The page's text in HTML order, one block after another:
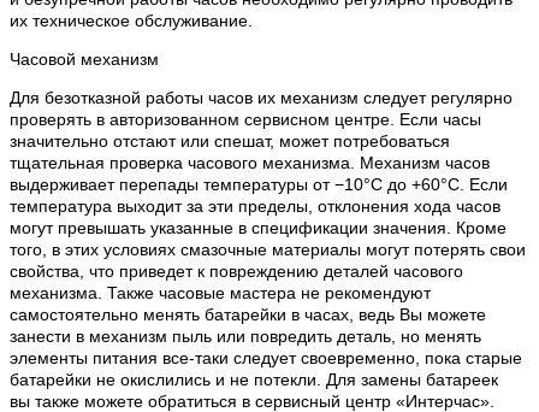
их техническое обслуживание.
Часовой механизм
Для безотказной работы часов их механизм следует регулярно
проверять в авторизованном сервисном центре. Если часы
значительно отстают или спешат, может потребоваться
тщательная проверка часового механизма. Механизм часов
выдерживает перепады температуры от −10°C до +60°C. Если
температура выходит за эти пределы, отклонения хода часов
могут превышать указанные в спецификации значения. Кроме
того, в этих условиях смазочные материалы могут потерять свои
свойства, что приведет к повреждению деталей часового
механизма. Также часовые мастера не рекомендуют
самостоятельно менять батарейки в часах, ведь Вы можете
занести в механизм пыль или повредить деталь, но менять
элементы питания все-таки следует своевременно, пока старые
батарейки не окислились и не потекли. Для замены батареек
вы также можете обратиться в сервисный центр «Интерчас».